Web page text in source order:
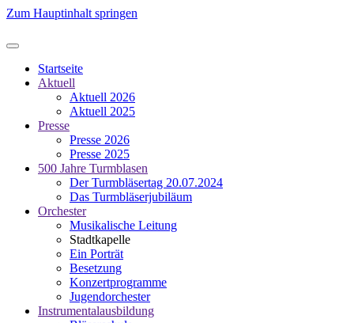
Zum Hauptinhalt springen
Startseite
Aktuell
Aktuell 2026
Aktuell 2025
Presse
Presse 2026
Presse 2025
500 Jahre Turmblasen
Der Turmbläsertag 20.07.2024
Das Turmbläserjubiläum
Orchester
Musikalische Leitung
Stadtkapelle
Ein Porträt
Besetzung
Konzertprogramme
Jugendorchester
Instrumentalausbildung